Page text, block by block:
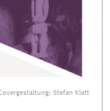
Stefan Klatt